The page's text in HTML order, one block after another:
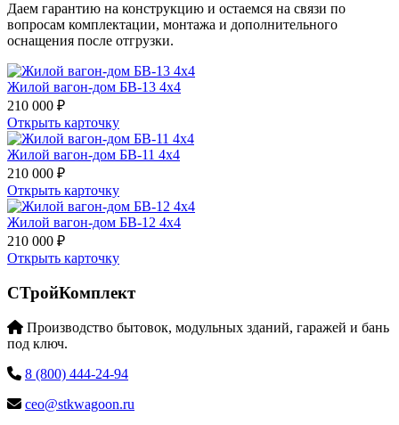
Даем гарантию на конструкцию и остаемся на связи по
вопросам комплектации, монтажа и дополнительного
оснащения после отгрузки.
Жилой вагон-дом БВ-13 4х4
210 000 ₽
Открыть карточку
Жилой вагон-дом БВ-11 4х4
210 000 ₽
Открыть карточку
Жилой вагон-дом БВ-12 4х4
210 000 ₽
Открыть карточку
СТройКомплект
Производство бытовок, модульных зданий, гаражей и бань
под ключ.
8 (800) 444-24-94
ceo@stkwagoon.ru